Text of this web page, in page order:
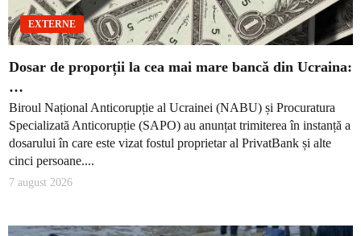
EXTERNE
Dosar de proporții la cea mai mare bancă din Ucraina:
…
Biroul Național Anticorupție al Ucrainei (NABU) și Procuratura
Specializată Anticorupție (SAPO) au anunțat trimiterea în instanță a
dosarului în care este vizat fostul proprietar al PrivatBank și alte
cinci persoane....
7 august 2026